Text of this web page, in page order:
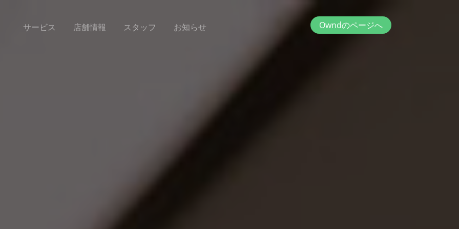
サービス 店舗情報 スタッフ お知らせ Owndのページへ